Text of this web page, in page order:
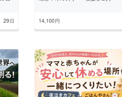
29日 14,100円